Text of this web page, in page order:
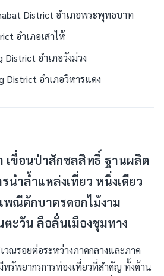
District อำเภอพระพุทธบาท
อำเภอเสาไห้
อำเภอวังม่วง
District อำเภอวิหารแดง
เขื่อนป่าสักชลสิทธิ์ ฐานผลิต
นำล้ำแหล่งเที่ยว หนึ่งเดียว
ณีตักบาตรดอกไม้งาม
ตะวัน ลือลั่นเมืองชุมทาง
วณรอยต่อระหว่างภาคกลางและภาค
รัพยากรการท่องเที่ยวที่สำคัญ ทั้งด้าน